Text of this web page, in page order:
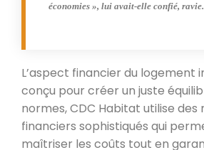
économies », lui avait-elle confié, ravie.
L’aspect financier du logement
conçu pour créer un juste
normes, CDC Habitat utilise des
financiers sophistiqués qui
maîtriser les coûts tout en